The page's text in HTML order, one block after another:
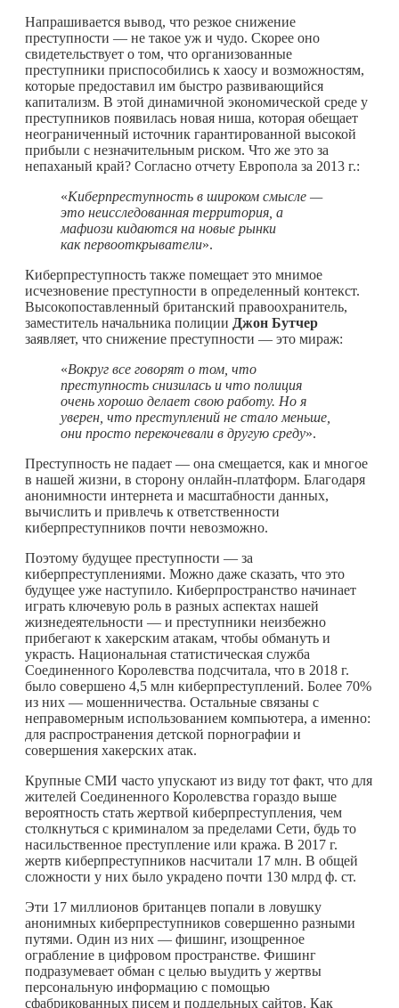
Напрашивается вывод, что резкое снижение
преступности — не такое уж и чудо. Скорее оно
свидетельствует о том, что организованные
преступники приспособились к хаосу и возможностям,
которые предоставил им быстро развивающийся
капитализм. В этой динамичной экономической среде у
преступников появилась новая ниша, которая обещает
неограниченный источник гарантированной высокой
прибыли с незначительным риском. Что же это за
непаханый край? Согласно отчету Европола за 2013 г.:
«Киберпреступность в широком смысле —
это неисследованная территория, а
мафиози кидаются на новые рынки
как первооткрыватели».
Киберпреступность также помещает это мнимое
исчезновение преступности в определенный контекст.
Высокопоставленный британский правоохранитель,
заместитель начальника полиции Джон Бутчер
заявляет, что снижение преступности — это мираж:
«Вокруг все говорят о том, что
преступность снизилась и что полиция
очень хорошо делает свою работу. Но я
уверен, что преступлений не стало меньше,
они просто перекочевали в другую среду».
Преступность не падает — она смещается, как и многое
в нашей жизни, в сторону онлайн-платформ. Благодаря
анонимности интернета и масштабности данных,
вычислить и привлечь к ответственности
киберпреступников почти невозможно.
Поэтому будущее преступности — за
киберпреступлениями. Можно даже сказать, что это
будущее уже наступило. Киберпространство начинает
играть ключевую роль в разных аспектах нашей
жизнедеятельности — и преступники неизбежно
прибегают к хакерским атакам, чтобы обмануть и
украсть. Национальная статистическая служба
Соединенного Королевства подсчитала, что в 2018 г.
было совершено 4,5 млн киберпреступлений. Более 70%
из них — мошенничества. Остальные связаны с
неправомерным использованием компьютера, а именно:
для распространения детской порнографии и
совершения хакерских атак.
Крупные СМИ часто упускают из виду тот факт, что для
жителей Соединенного Королевства гораздо выше
вероятность стать жертвой киберпреступления, чем
столкнуться с криминалом за пределами Сети, будь то
насильственное преступление или кража. В 2017 г.
жертв киберпреступников насчитали 17 млн. В общей
сложности у них было украдено почти 130 млрд ф. ст.
Эти 17 миллионов британцев попали в ловушку
анонимных киберпреступников совершенно разными
путями. Один из них — фишинг, изощренное
ограбление в цифровом пространстве. Фишинг
подразумевает обман с целью выудить у жертвы
персональную информацию с помощью
сфабрикованных писем и поддельных сайтов. Как